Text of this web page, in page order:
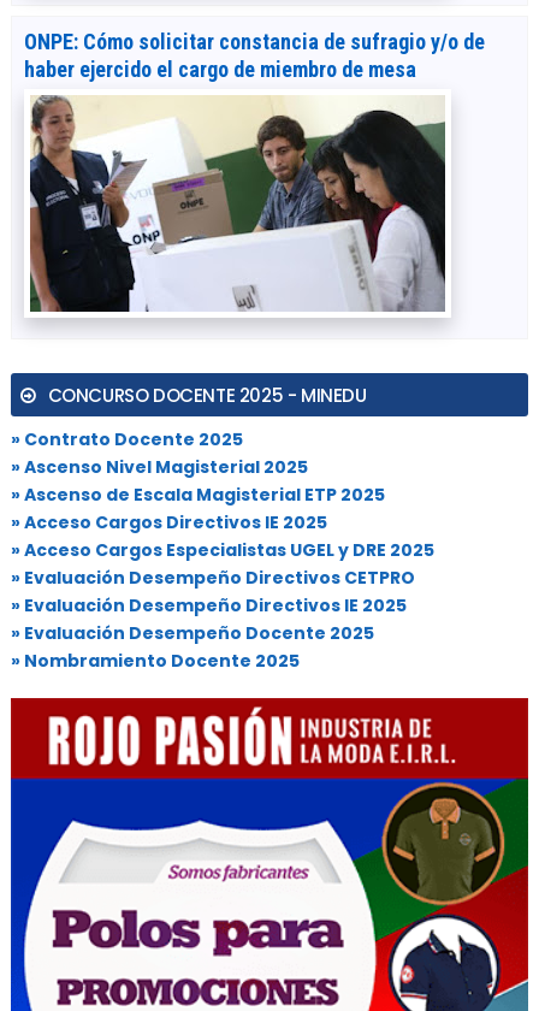
ONPE: Cómo solicitar constancia de sufragio y/o de
haber ejercido el cargo de miembro de mesa
CONCURSO DOCENTE 2025 - MINEDU
» Contrato Docente 2025
» Ascenso Nivel Magisterial 2025
» Ascenso de Escala Magisterial ETP 2025
» Acceso Cargos Directivos IE 2025
» Acceso Cargos Especialistas UGEL y DRE 2025
» Evaluación Desempeño Directivos CETPRO
» Evaluación Desempeño Directivos IE 2025
» Evaluación Desempeño Docente 2025
» Nombramiento Docente 2025